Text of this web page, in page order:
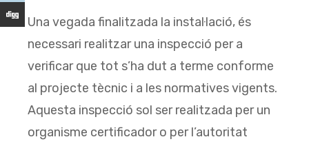
Una vegada finalitzada la instal·lació, és
necessari realitzar una inspecció per a
verificar que tot s’ha dut a terme conforme
al projecte tècnic i a les normatives vigents.
Aquesta inspecció sol ser realitzada per un
organisme certificador o per l’autoritat